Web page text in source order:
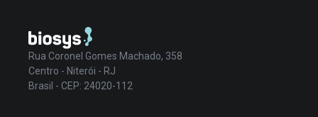
Rua Coronel Gomes Machado, 358
Centro - Niterói - RJ
Brasil - CEP: 24020-112